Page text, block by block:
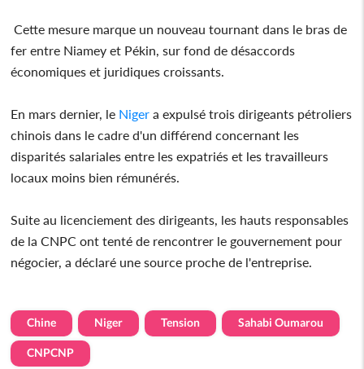
Cette mesure marque un nouveau tournant dans le bras de
fer entre Niamey et Pékin, sur fond de désaccords
économiques et juridiques croissants.
En mars dernier, le Niger a expulsé trois dirigeants pétroliers
chinois dans le cadre d'un différend concernant les
disparités salariales entre les expatriés et les travailleurs
locaux moins bien rémunérés.
Suite au licenciement des dirigeants, les hauts responsables
de la CNPC ont tenté de rencontrer le gouvernement pour
négocier, a déclaré une source proche de l'entreprise.
Chine Niger Tension Sahabi Oumarou
CNPCNP